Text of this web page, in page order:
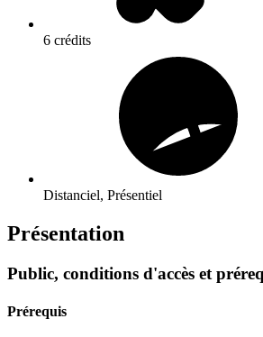
6 crédits
Distanciel, Présentiel
Présentation
Public, conditions d'accès et
Prérequis